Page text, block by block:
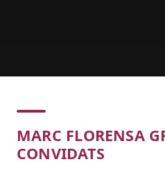
Concert
MARC FLORENSA
CONVIDATS